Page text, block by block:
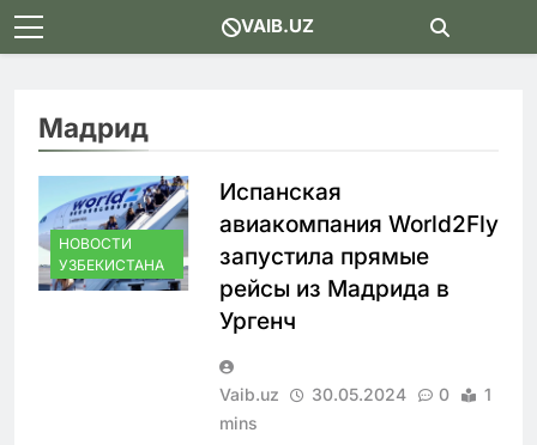
Skip
to
VAIB.UZ
Мадрид
НОВОСТИ
УЗБЕКИСТАНА
Испанская
авиакомпания World2Fly
запустила прямые
рейсы из Мадрида в
Ургенч
Vaib.uz 30.05.2024 0
1
mins